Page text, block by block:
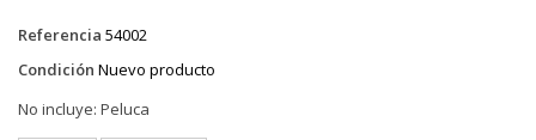
Referencia 54002
Condición Nuevo producto
No incluye: Peluca